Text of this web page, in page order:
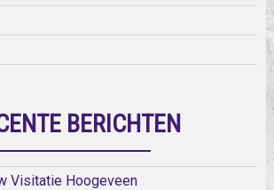
BERICHTEN
Visitatie Hoogeveen